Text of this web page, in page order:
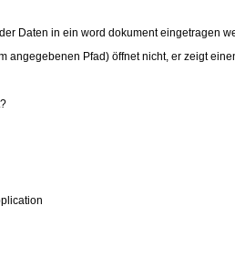
Daten in ein word dokument eingetragen
angegebenen Pfad) öffnet nicht, er zeigt